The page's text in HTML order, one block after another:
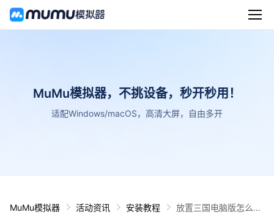
MuMu模拟器，不挑设备，秒开秒用！
适配Windows/macOS，高清大屏，自由多开
MuMu模拟器 活动资讯 安装教程
放置三国电脑版怎么